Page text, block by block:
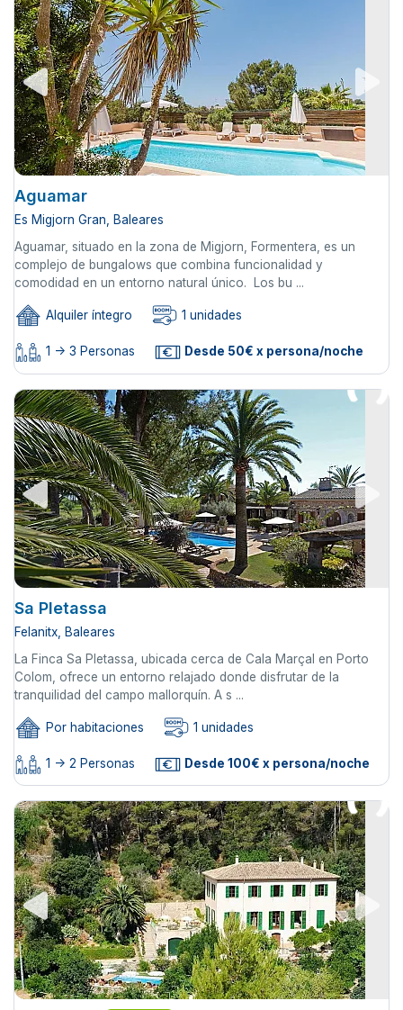
Aguamar
Es Migjorn Gran, Baleares
Aguamar, situado en la zona de Migjorn, Formentera, es un
complejo de bungalows que combina funcionalidad y
comodidad en un entorno natural único. Los bu ...
Alquiler íntegro 1 unidades
1 -> 3 Personas Desde 50€ x persona/noche
Sa Pletassa
Felanitx, Baleares
La Finca Sa Pletassa, ubicada cerca de Cala Marçal en Porto
Colom, ofrece un entorno relajado donde disfrutar de la
tranquilidad del campo mallorquín. A s ...
Por habitaciones 1 unidades
1 -> 2 Personas Desde 100€ x persona/noche